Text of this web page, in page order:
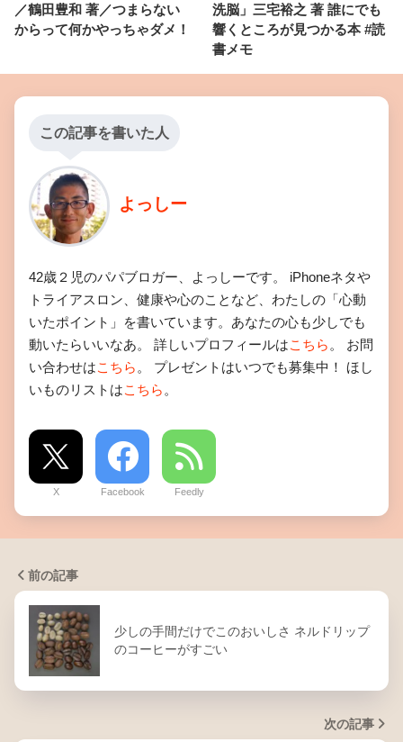
／鶴田豊和 著／つまらない
からって何かやっちゃダメ！
洗脳」三宅裕之 著 誰にでも
響くところが見つかる本 #読
書メモ
この記事を書いた人
よっしー
42歳２児のパパブロガー、よっしーです。 iPhoneネタや
トライアスロン、健康や心のことなど、わたしの「心動
いたポイント」を書いています。あなたの心も少しでも
動いたらいいなあ。 詳しいプロフィールはこちら 。 お問
い合わせはこちら 。 プレゼントはいつでも募集中！ ほし
いものリストはこちら 。
X Facebook Feedly
前の記事
少しの手間だけでこのおいしさ ネルドリップ
のコーヒーがすごい
次の記事